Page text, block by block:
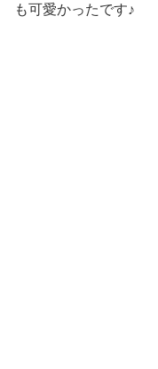
も可愛かったです♪